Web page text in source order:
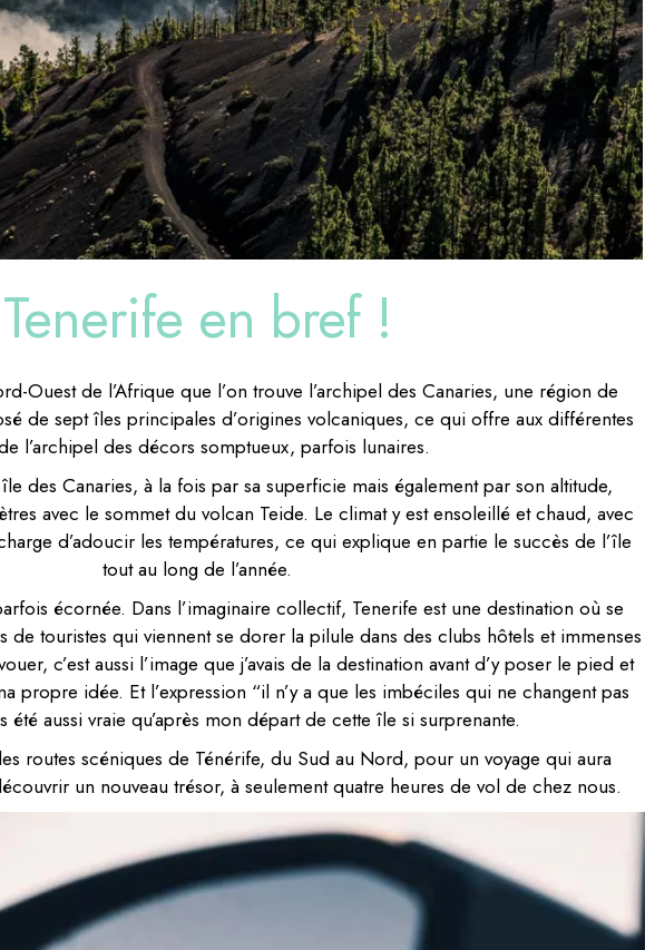
Tenerife en bref !
Ouest de l’Afrique que l’on trouve l’archipel des Canaries, une région de
de sept îles principales d’origines volcaniques, ce qui offre aux différentes
l’archipel des décors somptueux, parfois lunaires.
des Canaries, à la fois par sa superficie mais également par son altitude,
avec le sommet du volcan Teide. Le climat y est ensoleillé et chaud, avec
d’adoucir les températures, ce qui explique en partie le succès de l’île
tout au long de l’année.
écornée. Dans l’imaginaire collectif, Tenerife est une destination où se
de touristes qui viennent se dorer la pilule dans des clubs hôtels et immenses
c’est aussi l’image que j’avais de la destination avant d’y poser le pied et
propre idée. Et l’expression “il n’y a que les imbéciles qui ne changent pas
été aussi vraie qu’après mon départ de cette île si surprenante.
routes scéniques de Ténérife, du Sud au Nord, pour un voyage qui aura
un nouveau trésor, à seulement quatre heures de vol de chez nous.